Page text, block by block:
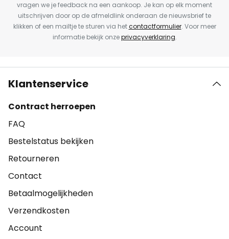
vragen we je feedback na een aankoop. Je kan op elk moment
uitschrijven door op de afmeldlink onderaan de nieuwsbrief te
klikken of een mailtje te sturen via hetcontactformulier. Voor meer
informatie bekijk onzeprivacyverklaring.
Klantenservice
Contract herroepen
FAQ
Bestelstatus bekijken
Retourneren
Contact
Betaalmogelijkheden
Verzendkosten
Account